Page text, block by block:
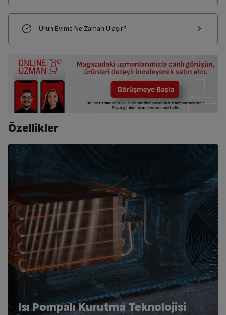
Ürün Evime Ne Zaman Ulaşır?
Özellikler
Isı Pompalı Kurutma Teknolojisi